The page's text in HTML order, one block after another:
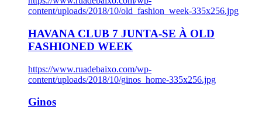
content/uploads/2018/10/old_fashion_week-335x256.jpg
HAVANA CLUB 7 JUNTA-SE À OLD
FASHIONED WEEK
https://www.ruadebaixo.com/wp-
content/uploads/2018/10/ginos_home-335x256.jpg
Ginos